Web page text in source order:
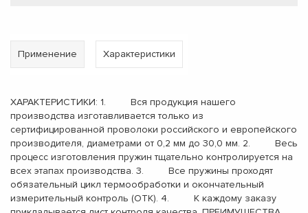
Применение Характеристики
ХАРАКТЕРИСТИКИ: 1. Вся продукция нашего
производства изготавливается только из
сертифицированной проволоки российского и европейского
производителя, диаметрами от 0,2 мм до 30,0 мм. 2. Весь
процесс изготовления пружин тщательно контролируется на
всех этапах производства. 3. Все пружины проходят
обязательный цикл термообработки и окончательный
измерительный контроль (ОТК). 4. К каждому заказу